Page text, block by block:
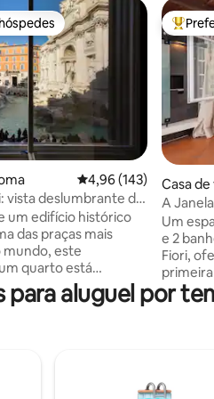
141 avaliações
preferidos dos hóspedes
4,96 de uma
4,96 (143)
vista deslumbrante da
um edifício histórico
das praças mais
este
quarto está
andar e possui
e um pátio
sistema de som
Entre
Casa de
A
Um
e 2
Fiori,
janelas
o
aluguel por